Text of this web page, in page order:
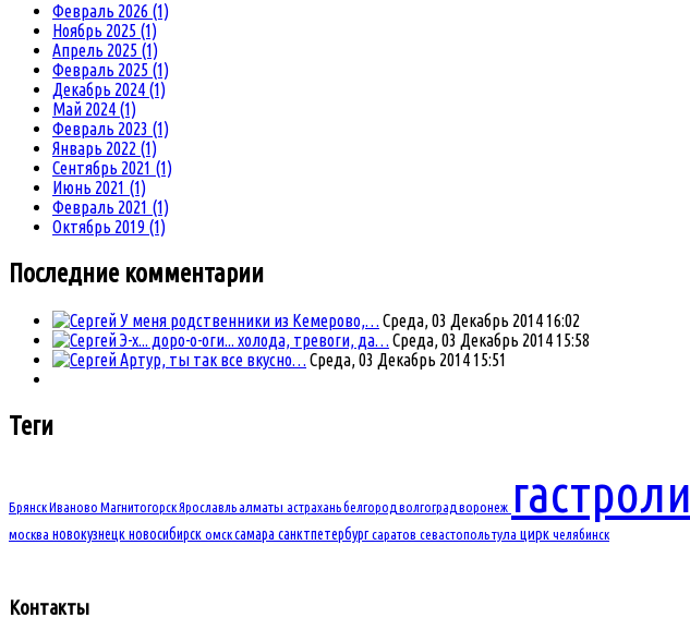
Февраль 2026 (1)
Ноябрь 2025 (1)
Апрель 2025 (1)
Февраль 2025 (1)
Декабрь 2024 (1)
Май 2024 (1)
Февраль 2023 (1)
Январь 2022 (1)
Сентябрь 2021 (1)
Июнь 2021 (1)
Февраль 2021 (1)
Октябрь 2019 (1)
Последние комментарии
У меня родственники из Кемерово,… Среда, 03 Декабрь 2014 16:02
Э-х... доро-о-оги... холода, тревоги, да… Среда, 03 Декабрь 2014 15:58
Артур, ты так все вкусно… Среда, 03 Декабрь 2014 15:51
Теги
БрянскИваново МагнитогорскЯрославльалматы астраханьбелгород волгоград воронеж гастроли
москва новокузнецкновосибирск омсксамара санктпетербургсаратов севастопольтула цирк челябинск
Контакты